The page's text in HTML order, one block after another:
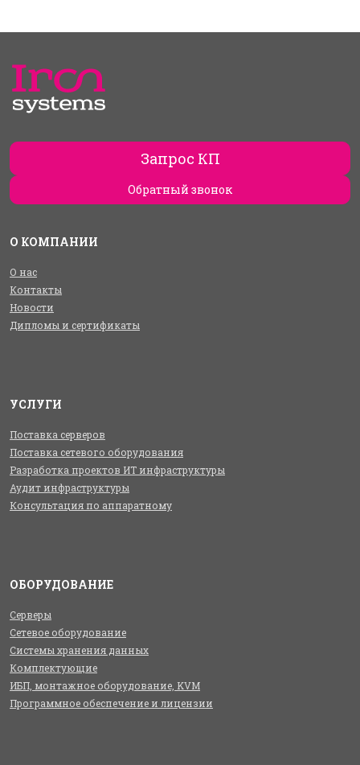
Запрос КП
Обратный звонок
О КОМПАНИИ
О нас
Контакты
Новости
Дипломы и сертификаты
УСЛУГИ
Поставка серверов
Поставка сетевого оборудования
Разработка проектов ИТ инфраструктуры
Аудит инфраструктуры
Консультация по аппаратному
ОБОРУДОВАНИЕ
Серверы
Сетевое оборудование
Системы хранения данных
Комплектующие
ИБП, монтажное оборудование, KVM
Программное обеспечение и лицензии